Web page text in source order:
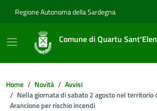
Regione Autonoma della Sardegna
Comune di Quartu
Home Novità
Avvisi
Nella giornata di sabato 2 agosto nel territorio
Arancione per rischio incendi